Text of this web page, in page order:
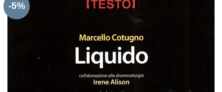
-5%
alla lista